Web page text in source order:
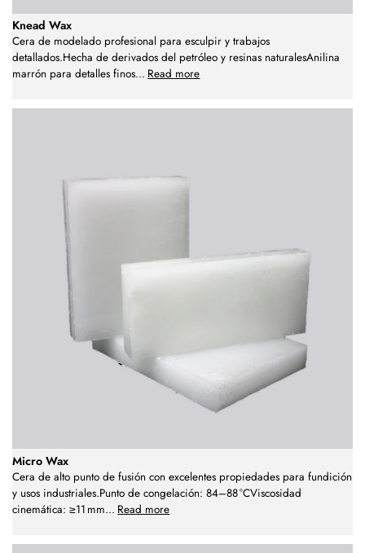
Knead Wax
Cera de modelado profesional para esculpir y trabajos
detallados.Hecha de derivados del petróleo y resinas naturalesAnilina
marrón para detalles finos... Read more
Micro Wax
Cera de alto punto de fusión con excelentes propiedades para fundición
y usos industriales.Punto de congelación: 84–88 °CViscosidad
cinemática: ≥11 mm... Read more